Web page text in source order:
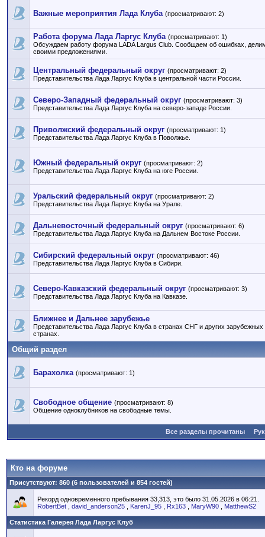
Важные мероприятия Лада Клуба (просматривают: 2)
Работа форума Лада Ларгус Клуба (просматривают: 1)
Обсуждаем работу форума LADA Largus Club. Сообщаем об ошибках,
своими предложениями.
Центральный федеральный округ (просматривают: 2)
Представительства Лада Ларгус Клуба в центральной части России.
Северо-Западный федеральный округ (просматривают: 3)
Представительства Лада Ларгус Клуба на северо-западе России.
Приволжский федеральный округ (просматривают: 1)
Представительства Лада Ларгус Клуба в Поволжье.
Южный федеральный округ (просматривают: 2)
Представительства Лада Ларгус Клуба на юге России.
Уральский федеральный округ (просматривают: 2)
Представительства Лада Ларгус Клуба на Урале.
Дальневосточный федеральный округ (просматривают: 6)
Представительства Лада Ларгус Клуба на Дальнем Востоке России.
Сибирский федеральный округ (просматривают: 46)
Представительства Лада Ларгус Клуба в Сибири.
Северо-Кавказский федеральный округ (просматривают: 3)
Представительства Лада Ларгус Клуба на Кавказе.
Ближнее и Дальнее зарубежье
Представительства Лада Ларгус Клуба в странах СНГ и других зарубежных
странах.
Общий раздел
Барахолка (просматривают: 1)
Свободное общение (просматривают: 8)
Общение одноклубников на свободные темы.
Все разделы прочитаны
Кто на форуме
Присутствуют: 860 (6 пользователей и 854 гостей)
Рекорд одновременного пребывания 33,313, это было 31.05.2026 в 06:21.
RobertBet
david_anderson25 KarenJ_95 Rx163 MaryW90 MatthewS2
Статистика Галерея Лада Ларгус Клуб